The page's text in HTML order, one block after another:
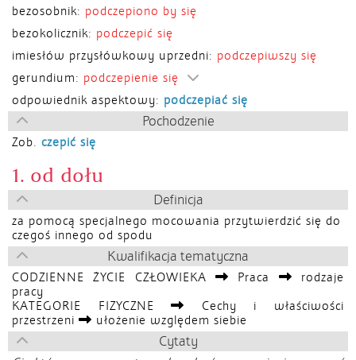
bezosobnik: podczepiono by się
bezokolicznik: podczepić się
imiesłów przysłówkowy uprzedni: podczepiwszy się
gerundium: podczepienie się
odpowiednik aspektowy: podczepiać się
Pochodzenie
Zob. czepić się
1. od dołu
Definicja
za pomocą specjalnego mocowania przytwierdzić się do
czegoś innego od spodu
Kwalifikacja tematyczna
CODZIENNE ŻYCIE CZŁOWIEKA Praca
rodzaje
pracy
KATEGORIE FIZYCZNE
Cechy i właściwości
przestrzeni
ułożenie względem siebie
Cytaty